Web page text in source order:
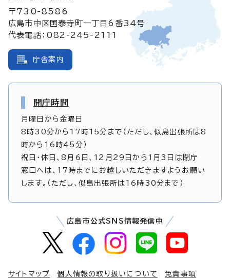
〒730-8586
広島市中区国泰寺町一丁目6番34号
代表電話：082-245-2111
庁舎案内
開庁時間
月曜日から金曜日
8時30分から17時15分まで（ただし、似島出張所は8
時から16時45分）
祝日・休日、8月6日、12月29日から1月3日は閉庁
窓口へは、17時までにお越しいただきますようお願い
します。（ただし、似島出張所は16時30分まで）
広島市公式SNS情報発信中
サイトマップ 個人情報の取り扱いについて 免責事項